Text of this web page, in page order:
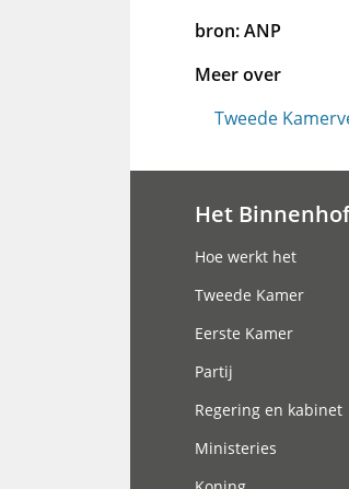
bron: ANP
Meer over
Tweede
Het Binnenhof
Hoe werkt het
Tweede Kamer
Eerste Kamer
Partij
Regering en kabinet
Ministeries